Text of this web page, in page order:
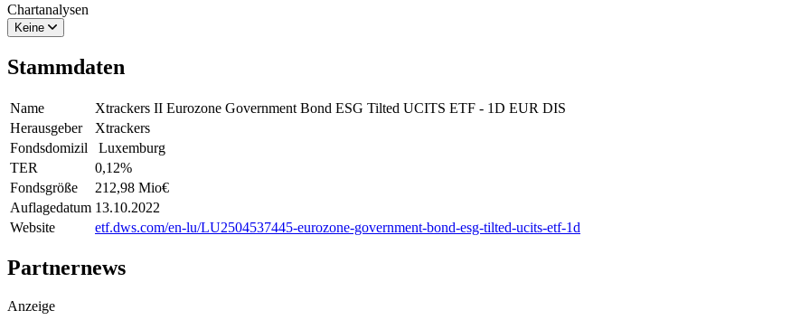
Chartanalysen
Keine
Stammdaten
Name
Xtrackers II Eurozone Government Bond ESG Tilted UCITS ETF - 1D EUR DIS
Herausgeber
Xtrackers
Fondsdomizil
Luxemburg
TER
0,12%
Fondsgröße
212,98 Mio€
Auflagedatum 13.10.2022
Website
etf.dws.com/en-lu/LU2504537445-eurozone-government-bond-esg-tilted-ucits-etf-1d
Partnernews
Anzeige